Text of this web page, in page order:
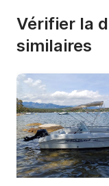
Vérifier la
similaires